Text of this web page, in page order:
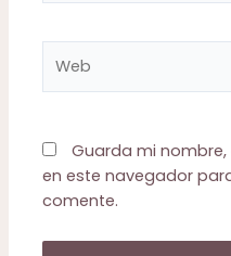
Guarda mi
en este navegador
comente.